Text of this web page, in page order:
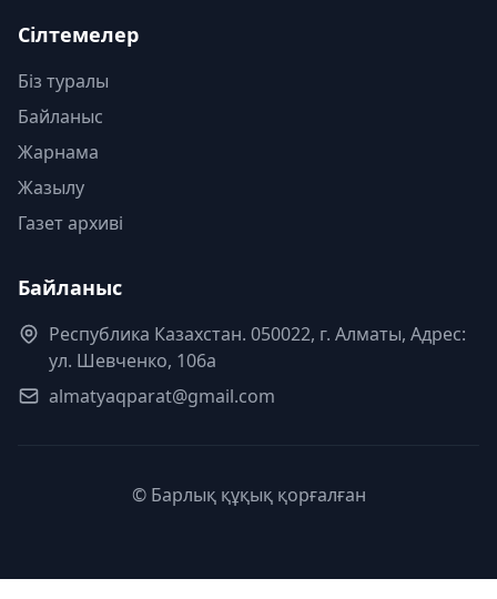
Сілтемелер
Біз туралы
Байланыс
Жарнама
Жазылу
Газет архиві
Байланыс
Республика Казахстан. 050022, г. Алматы, Адрес:
ул. Шевченко, 106а
almatyaqparat@gmail.com
© Барлық құқық қорғалған